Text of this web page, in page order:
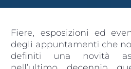
Fiere, esposizioni ed
degli appuntamenti che
definiti una novità